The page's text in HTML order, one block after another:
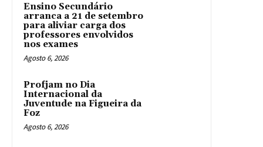
Ensino Secundário
arranca a 21 de setembro
para aliviar carga dos
professores envolvidos
nos exames
Agosto 6, 2026
Profjam no Dia
Internacional da
Juventude na Figueira da
Foz
Agosto 6, 2026